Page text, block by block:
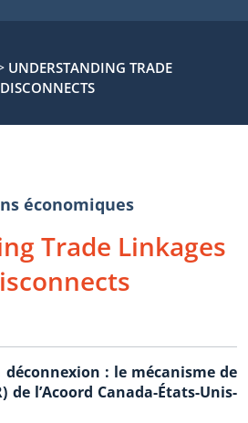
UNDERSTANDING TRADE
économiques
Trade Linkages
: le mécanisme de
de l’Acoord Canada-États-Unis-